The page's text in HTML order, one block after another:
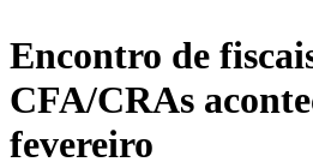
Encontro de
CFA/CRAs
fevereiro